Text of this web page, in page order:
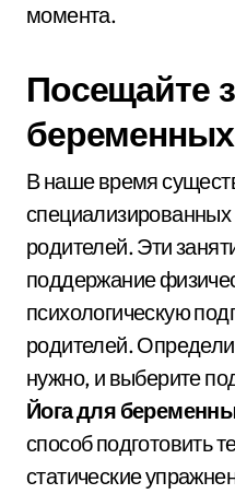
момента.
Посещайте
беременных
В наше время
родителей. Эти
поддержание
психологическую
родителей.
нужно, и выберите
Йога для
способ подготовить
статические